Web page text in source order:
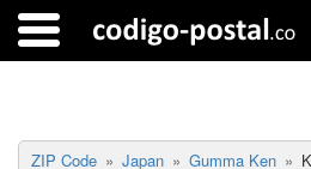
ZIP Code Japan Gumma Ken